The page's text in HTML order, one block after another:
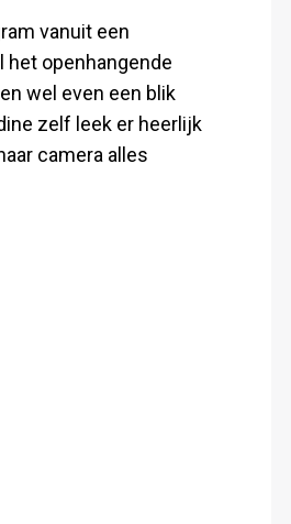
vanuit een
het openhangende
wel even een blik
zelf leek er heerlijk
camera alles